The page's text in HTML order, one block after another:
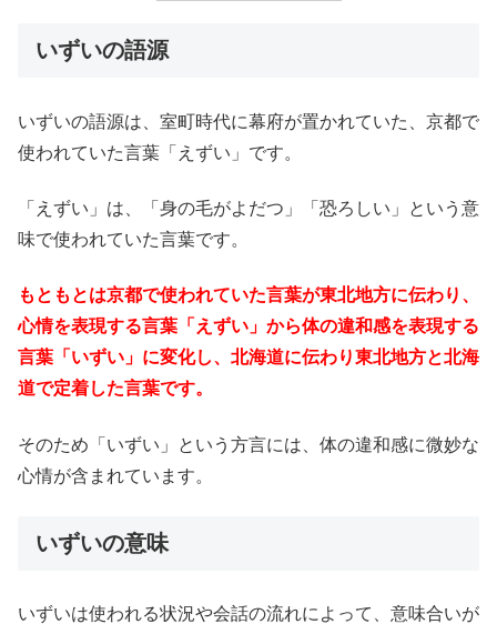
いずいの語源
いずいの語源は、室町時代に幕府が置かれていた、京都で
使われていた言葉「えずい」です。
「えずい」は、「身の毛がよだつ」「恐ろしい」という意
味で使われていた言葉です。
もともとは京都で使われていた言葉が東北地方に伝わり、
心情を表現する言葉「えずい」から体の違和感を表現する
言葉「いずい」に変化し、北海道に伝わり東北地方と北海
道で定着した言葉です。
そのため「いずい」という方言には、体の違和感に微妙な
心情が含まれています。
いずいの意味
いずいは使われる状況や会話の流れによって、意味合いが